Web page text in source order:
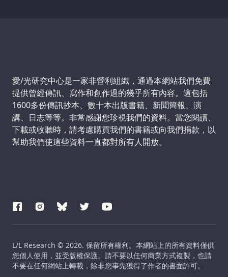
Support us:
愛/光研究中心是一家非營利組織，通過本網站我們免費
提供曾經傳訊、寫作和創作過的幾乎所有內容。這包括
1600多份傳訊抄本、數十本出版書籍、新聞簡報、演
講、日志等等。非常感謝您珍視我們的資料。當您閱讀、
下載或收聽時，請考慮購買我們的書籍或向我們捐款，以
幫助我們使這些資料一直都對所有人開放。
L/L Research © 2026. 保留所有權利。本網站上的所有資料僅供
您個人使用，並受版權保護。請不要以任何商業方式複製，也請
不要在任何網站上轉載，除非您事先獲得了作者的書面許可。